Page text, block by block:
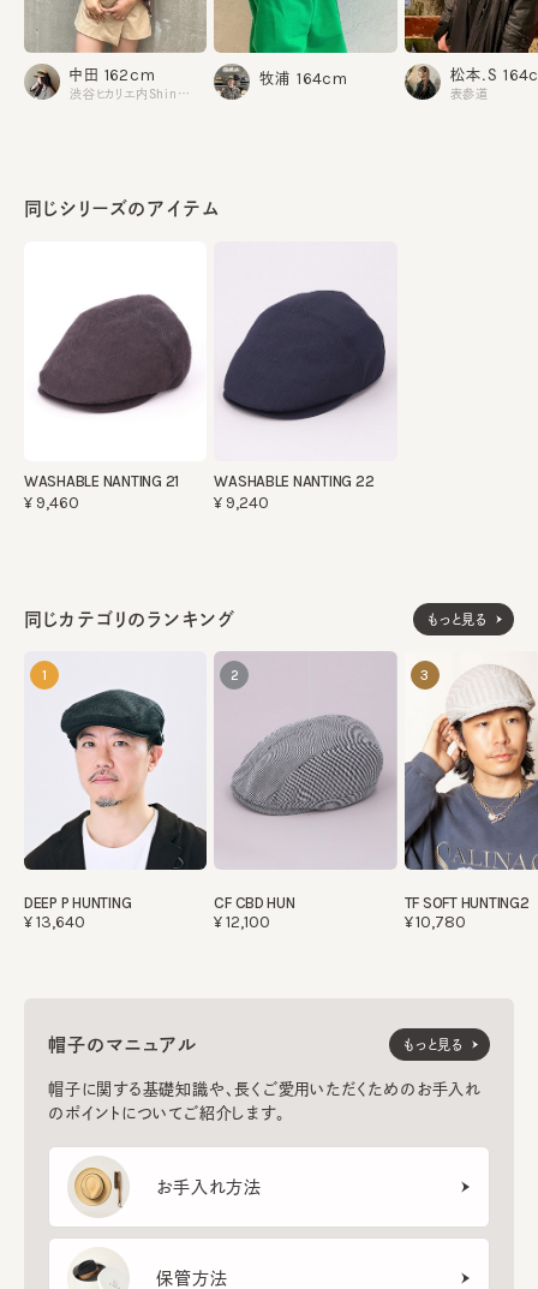
同じシリーズのアイテム
WASHABLE NANTING 21
¥9,460
WASHABLE NANTING 22
¥9,240
同じカテゴリのランキング もっと見る
1
DEEP P HUNTING
¥13,640
2
CF CBD HUN
¥12,100
3
TF SOFT HUNTING2
¥10,780
帽子のマニュアル
帽子に関する基礎知識や、長くご愛用いただくためのお手入れ
のポイントについてご紹介します。
お手入れ方法
保管方法
もっと見る
中田 162cm
渋谷ヒカリエ内ShinQs
牧浦 164cm 松本.S
表参道